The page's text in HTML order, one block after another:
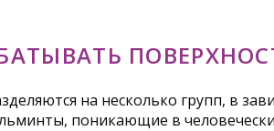
на несколько групп, в
поникающие в